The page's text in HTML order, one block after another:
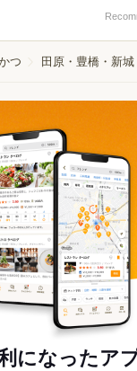
つ 田原・豊橋・新
になったア